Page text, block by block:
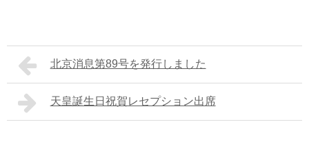
北京消息第89号を発行しました
天皇誕生日祝賀レセプション出席